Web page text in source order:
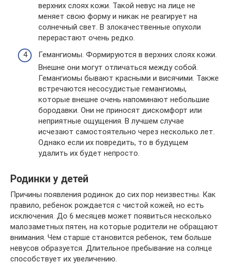
верхних слоях кожи. Такой невус на лице не
меняет свою форму и никак не реагирует на
солнечный свет. В злокачественные опухоли
перерастают очень редко.
Гемангиомы. Формируются в верхних слоях кожи.
Внешне они могут отличаться между собой.
Гемангиомы бывают красными и висячими. Также
встречаются несосудистые гемангиомы,
которые внешне очень напоминают небольшие
бородавки. Они не приносят дискомфорт или
неприятные ощущения. В лучшем случае
исчезают самостоятельно через несколько лет.
Однако если их повредить, то в будущем
удалить их будет непросто.
Родинки у детей
Причины появления родинок до сих пор неизвестны. Как
правило, ребенок рождается с чистой кожей, но есть
исключения. До 6 месяцев может появиться несколько
малозаметных пятен, на которые родители не обращают
внимания. Чем старше становится ребенок, тем больше
невусов образуется. Длительное пребывание на солнце
способствует их увеличению.